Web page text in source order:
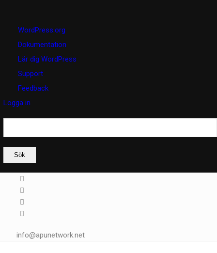
WordPress
WordPress.org
Dokumentation
Lär dig WordPress
Support
Feedback
Logga in
Sök
info@apunetwork.net